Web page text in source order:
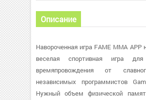
Описание
Навороченная игра FAME MMA APP
веселая спортивная игра для
времяпровождения от
независимых программистов
Нужный объем физической